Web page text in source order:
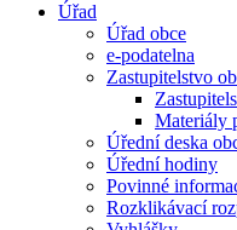
Úřad
Úřad obce
e-podatelna
Zastupitelstvo
Materiály
Úřední deska
Úřední hodiny
Povinné
Rozklikávací